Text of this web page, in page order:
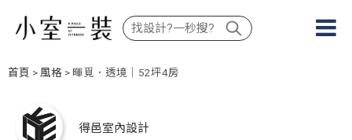
首頁 > 風格 > 暉覓．透境｜52坪4房
得邑室內設計